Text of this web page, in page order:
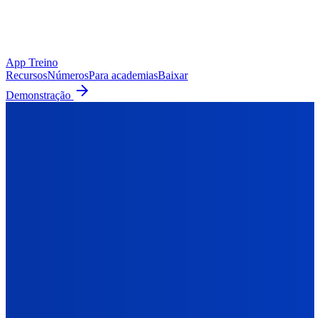
App Treino
RecursosNúmerosPara academiasBaixar
Demonstração